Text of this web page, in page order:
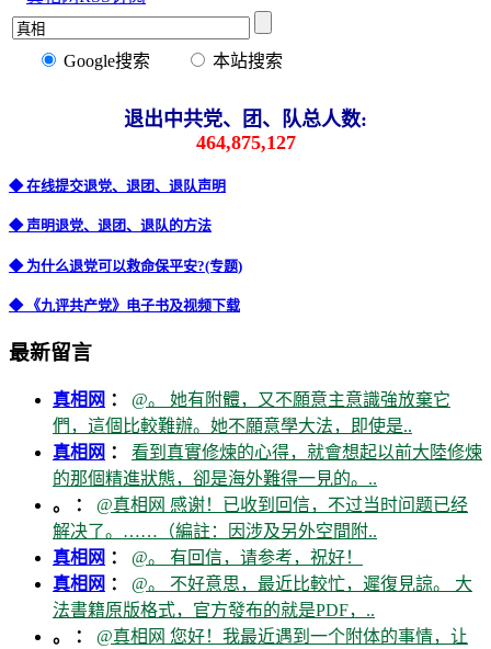
Google搜索 本站搜索
退出中共党、团、队总人数:
464,875,127
◆ 在线提交退党、退团、退队声明
◆ 声明退党、退团、退队的方法
◆ 为什么退党可以救命保平安?(专题)
◆ 《九评共产党》电子书及视频下载
最新留言
真相网 ： @。 她有附體，又不願意主意識強放棄它
們，這個比較難辦。她不願意學大法，即使是..
真相网 ： 看到真實修煉的心得，就會想起以前大陸修煉
的那個精進狀態，卻是海外難得一見的。..
。 ： @真相网 感谢！已收到回信，不过当时问题已经
解决了。……（編註：因涉及另外空間附..
真相网 ： @。 有回信，请参考，祝好！
真相网 ： @。 不好意思，最近比較忙，遲復見諒。 大
法書籍原版格式，官方發布的就是PDF，..
。 ： @真相网 您好！我最近遇到一个附体的事情，让